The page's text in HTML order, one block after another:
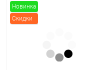
Новинка
Скидки